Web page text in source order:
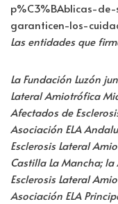
p%C3%BAblicas-
garanticen-los-
Las entidades que
La Fundación Luzón
Lateral Amiotrófica
Afectados de
Asociación ELA
Esclerosis Lateral
Castilla La Mancha;
Esclerosis Lateral
Asociación ELA